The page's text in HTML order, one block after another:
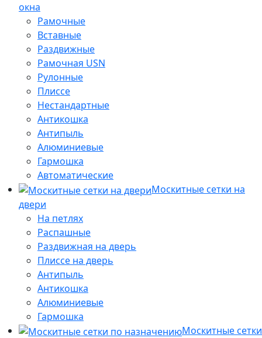
окна
Рамочные
Вставные
Раздвижные
Рамочная USN
Рулонные
Плиссе
Нестандартные
Антикошка
Антипыль
Алюминиевые
Гармошка
Автоматические
Москитные сетки на
двери
На петлях
Распашные
Раздвижная на дверь
Плиссе на дверь
Антипыль
Антикошка
Алюминиевые
Гармошка
Москитные сетки